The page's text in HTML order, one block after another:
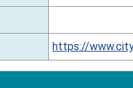
https://